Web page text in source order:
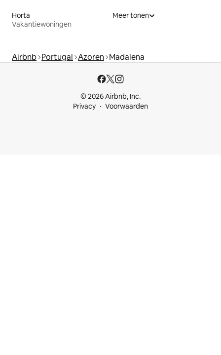
Horta
Vakantiewoningen
Meer tonen
Airbnb Portugal Azoren Madalena
© 2026 Airbnb, Inc.
Privacy
Voorwaarden